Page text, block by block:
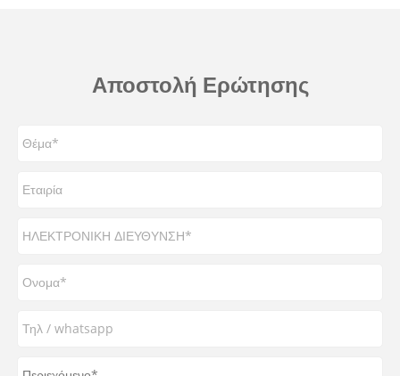
Αποστολή Ερώτησης